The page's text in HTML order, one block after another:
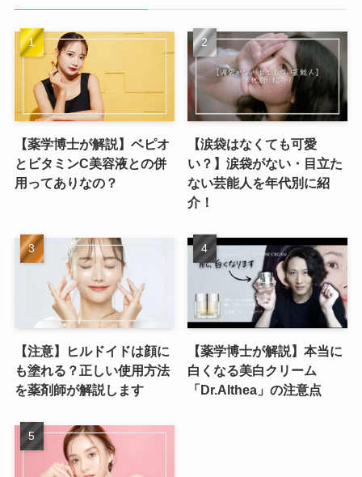
【薬学博士が解説】ベピオ
とビタミンC美容液との併
用ってありなの？
【涙袋はなくても可愛
い？】涙袋がない・目立た
ない芸能人を年代別に紹
介！
【注意】ヒルドイドは顔に
も塗れる？正しい使用方法
を薬剤師が解説します
【薬学博士が解説】本当に
白くなる美白クリーム
「Dr.Althea」の注意点